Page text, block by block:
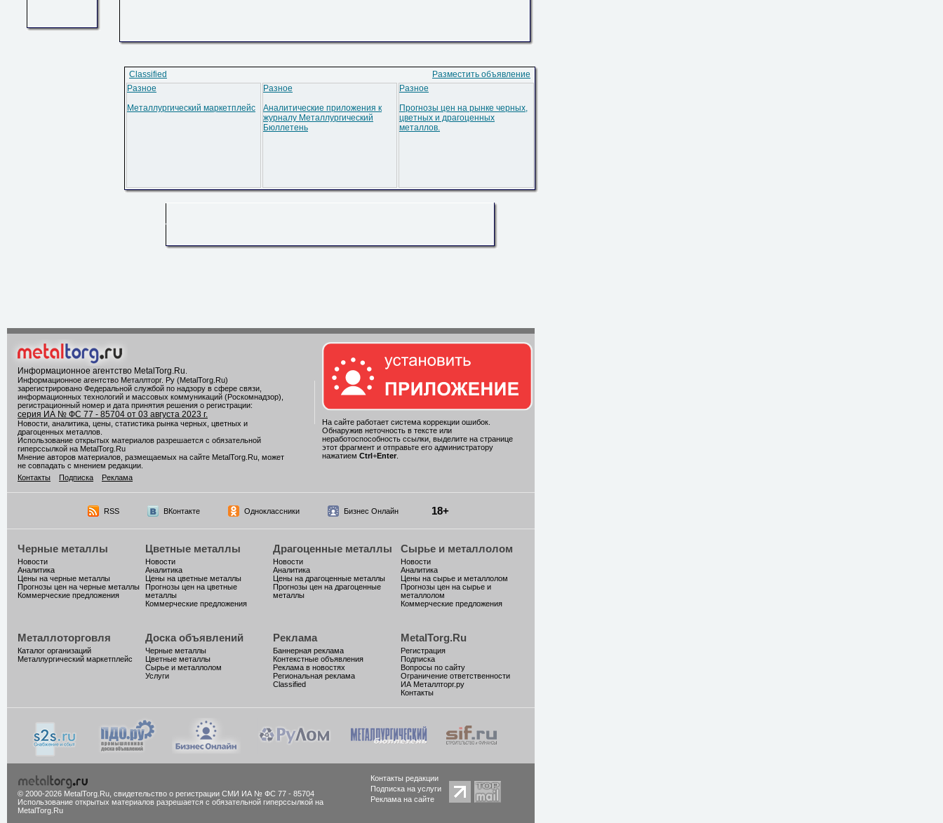
Classified
Разместить объявление
Разное
Металлургический маркетплейс
Разное
Аналитические приложения к
журналу Металлургический
Бюллетень
Разное
Прогнозы цен на рынке черных,
цветных и драгоценных
металлов.
Информационное агентство MetalTorg.Ru
Информационное агентство Металлторг. Ру (MetalTorg.Ru)
зарегистрировано Федеральной службой по надзору в сфере связи,
информационных технологий и массовых коммуникаций (Роскомнадзор),
регистрационный номер и дата принятия решения о регистрации:
серия ИА № ФС 77 - 85704 от 03 августа 2023 г.
Новости, аналитика, цены, статистика рынка черных, цветных и
драгоценных металлов.
Использование открытых материалов разрешается с обязательной
гиперссылкой на MetalTorg.Ru
Мнение авторов материалов, размещаемых на сайте MetalTorg.Ru, может
не совпадать с мнением редакции.
Контакты
Подписка Реклама
На сайте работает система коррекции ошибок.
Обнаружив неточность в тексте или
неработоспособность ссылки, выделите на странице
этот фрагмент и отправьте его администратору
нажатием Ctrl +Enter.
RSS ВКонтакте Одноклассники Бизнес Онлайн 18+
Черные металлы
Новости
Аналитика
Цены на черные металлы
Прогнозы цен на черные металлы
Коммерческие предложения
Цветные металлы
Новости
Аналитика
Цены на цветные металлы
Прогнозы цен на цветные
металлы
Коммерческие предложения
Драгоценные металлы
Новости
Аналитика
Цены на драгоценные металлы
Прогнозы цен на драгоценные
металлы
Сырье и металлолом
Новости
Аналитика
Цены на сырье и металлолом
Прогнозы цен на сырье и
металлолом
Коммерческие предложения
Металлоторговля
Каталог организаций
Металлургический маркетплейс
Доска объявлений
Черные металлы
Цветные металлы
Сырье и металлолом
Услуги
Реклама
Баннерная реклама
Контекстные объявления
Реклама в новостях
Региональная реклама
Classified
MetalTorg.Ru
Регистрация
Подписка
Вопросы по сайту
Ограничение ответственности
ИА Металлторг.ру
Контакты
© 2000-2026 MetalTorg.Ru, cвидетельство о регистрации СМИ ИА № ФС 77 - 85704
Использование открытых материалов разрешается с обязательной гиперссылкой на
MetalTorg.Ru
Контакты редакции
Подписка на услуги
Реклама на сайте